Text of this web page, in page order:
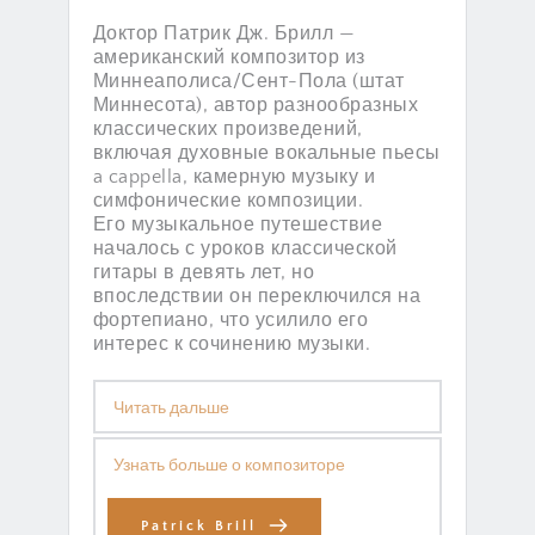
Вашингтоне, округ Колумбия.
Помимо сочинения музыки,
Левитт активно занимается
преподавательской
деятельностью в Вашингтоне,
округ Колумбия, и продолжает
выступать в Европе и США.
Доктор Патрик Дж. Брилл —
американский композитор из
Миннеаполиса/Сент-Пола (штат
Миннесота), автор разнообразных
классических произведений,
включая духовные вокальные пьесы
a cappella, камерную музыку и
симфонические композиции.
Его музыкальное путешествие
началось с уроков классической
гитары в девять лет, но
впоследствии он переключился на
фортепиано, что усилило его
интерес к сочинению музыки.
Читать дальше
бакалавра музыки в
Университете Миннесоты (1984),
степень магистра музыкальной
Узнать больше о композиторе
Patrick Brill